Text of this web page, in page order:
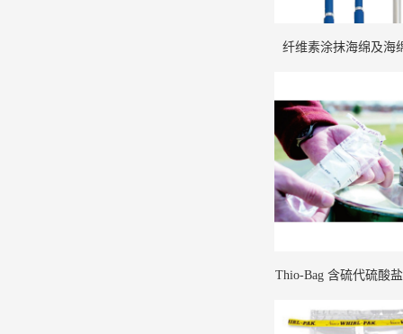
纤维素涂抹海绵及海
Thio-Bag 含硫代硫酸
袋